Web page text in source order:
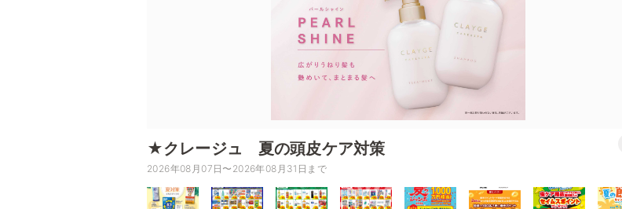
★クレージュ 夏の頭皮ケア対策
2026年08月07日〜2026年08月31日まで